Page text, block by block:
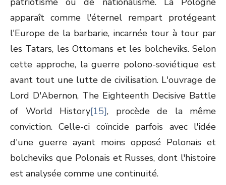
apparaît comme l'éternel rempart protégeant
l'Europe de la barbarie, incarnée tour à tour par
les Tatars, les Ottomans et les bolcheviks. Selon
cette approche, la guerre polono-soviétique est
avant tout une lutte de civilisation. L'ouvrage de
Lord D'Abernon, The Eighteenth Decisive Battle
of World History[15], procède de la même
conviction. Celle-ci coïncide parfois avec l'idée
d'une guerre ayant moins opposé Polonais et
bolcheviks que Polonais et Russes, dont l'histoire
est analysée comme une continuité.